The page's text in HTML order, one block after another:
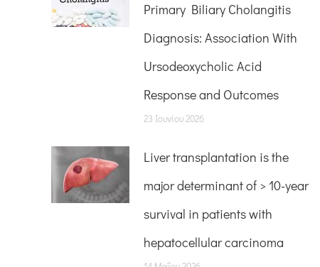
Primary Biliary Cholangitis
Diagnosis: Association With
Ursodeoxycholic Acid
Response and Outcomes
23 Ιουνίου 2026
Liver transplantation is the
major determinant of > 10-year
survival in patients with
hepatocellular carcinoma